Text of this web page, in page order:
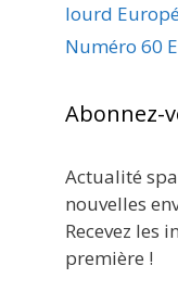
lourd
Numéro 60
Abonnez-
Actualité
nouvelles
Recevez les
première !